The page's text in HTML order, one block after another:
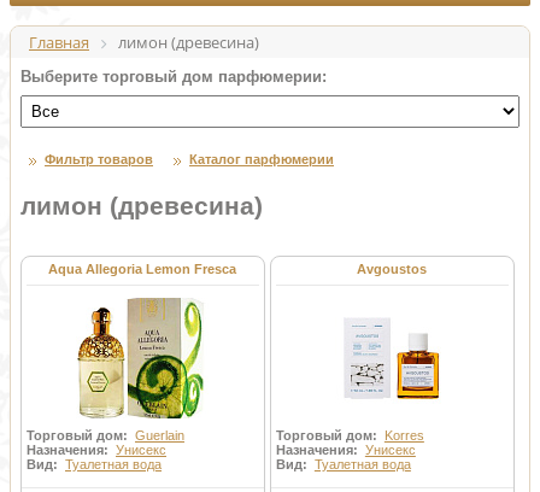
Главная лимон (древесина)
Выберите торговый дом парфюмерии:
Фильтр товаров Каталог парфюмерии
лимон (древесина)
Aqua Allegoria Lemon Fresca
Торговый дом: Guerlain
Назначения: Унисекс
Вид: Туалетная вода
Avgoustos
Торговый дом: Korres
Назначения: Унисекс
Вид: Туалетная вода